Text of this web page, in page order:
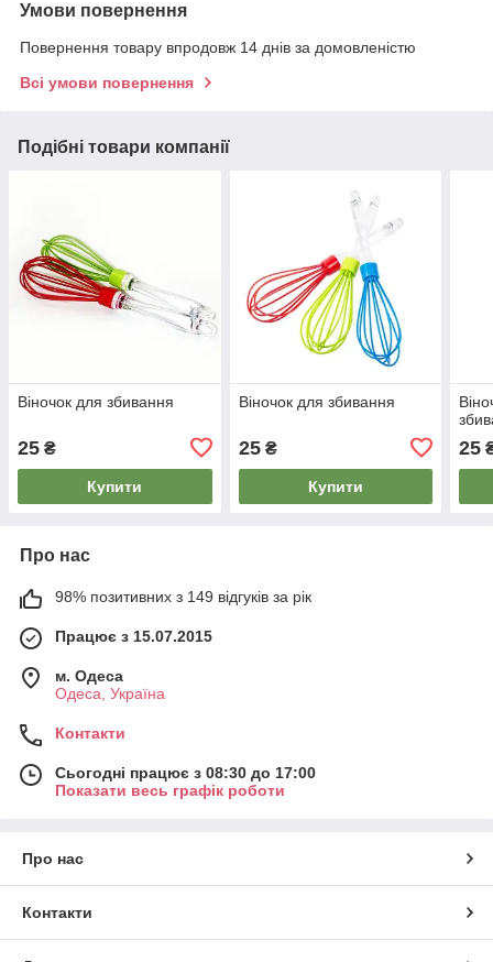
Умови повернення
Повернення товару впродовж 14 днів за домовленістю
Всі умови повернення
Подібні товари компанії
Віночок для збивання
25 ₴
Купити
Віночок для збивання
25₴
Купити
25
Про нас
98% позитивних з 149 відгуків за рік
Працює з 15.07.2015
м. Одеса
Одеса, Україна
Контакти
Сьогодні працює з 08:30 до 17:00
Показати весь графік роботи
Про нас
Контакти